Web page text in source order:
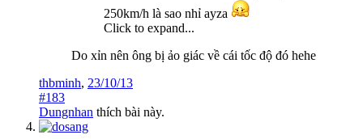
250km/h là sao nhỉ ayza
Click to expand...
Do xỉn nên ông bị ảo giác về cái tốc độ đó hehe
thbminh, 23/10/13
#183
Dungnhan thích bài này.